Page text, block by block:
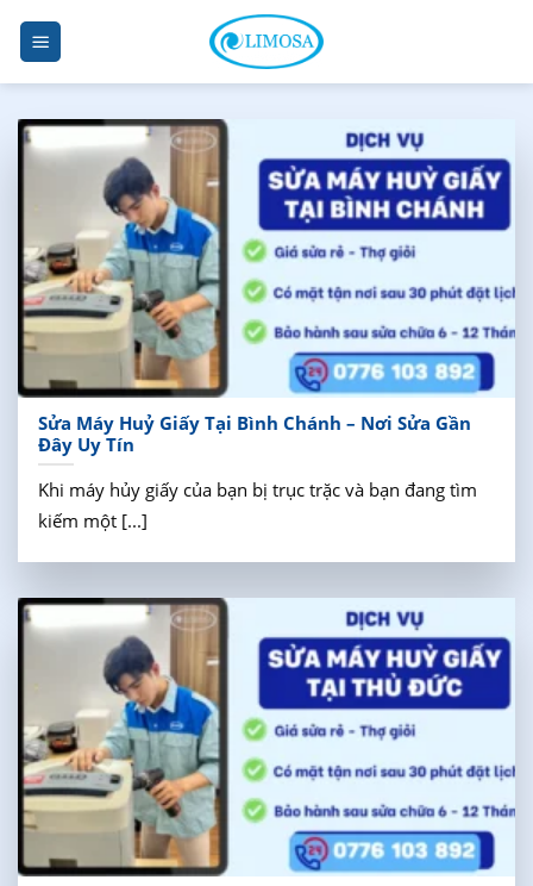
Skip
content
Sửa Máy Huỷ Giấy Tại Bình Chánh – Nơi Sửa Gần
Đây Uy Tín
Khi máy hủy giấy của bạn bị trục trặc và bạn đang tìm
kiếm một [...]